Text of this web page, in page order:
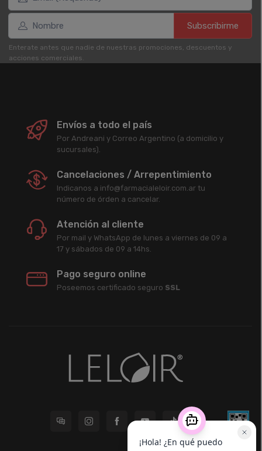
Subscribirme
Enterate antes que nadie de nuestras promociones, descuentos y
acciones comerciales.
Envíos a todo el país
Por Andreani y Correo Argentino (a domicilio y
sucursales).
Cancelaciones / Arrepentimiento
Indicanos a info@farmacialeloir.com.ar tu
número de órden a cancelar.
Atención al cliente
Por mail y WhatsApp de lunes a viernes de 09 a
17 y sábados de 09 a 14hs.
Pago seguro online
Poseemos certificado seguro SSL